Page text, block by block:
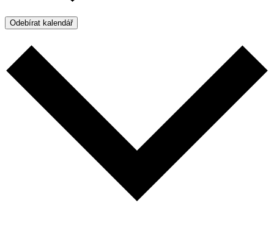
Odebírat kalendář